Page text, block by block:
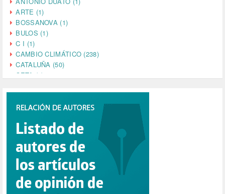
ARTE (1)
BOSSANOVA (1)
BULOS (1)
C I (1)
CAMBIO CLIMÁTICO (238)
CATALUÑA (50)
CETA (2)
CINE (35)
COMPROMISO (2)
CONFERENCIA (1)
CONSUMO (1)
CORONAVIRUS (155)
CORRUPCIÓN (215)
CULTURA (704)
DANA (78)